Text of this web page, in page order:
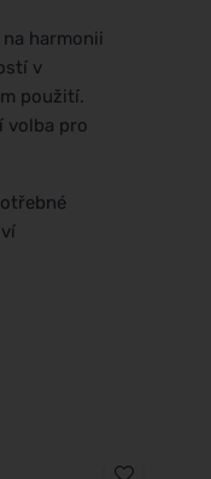
harmonii
v
použití.
volba pro